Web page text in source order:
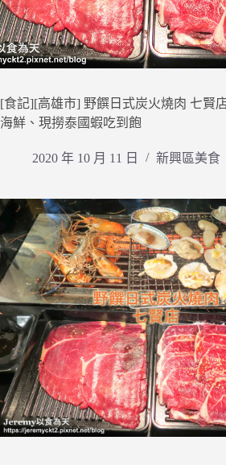
[食記][高雄市] 野饌日式炭火燒肉 七賢
海鮮、現撈泰國蝦吃到飽
2020 年 10 月 11 日 新興區美食